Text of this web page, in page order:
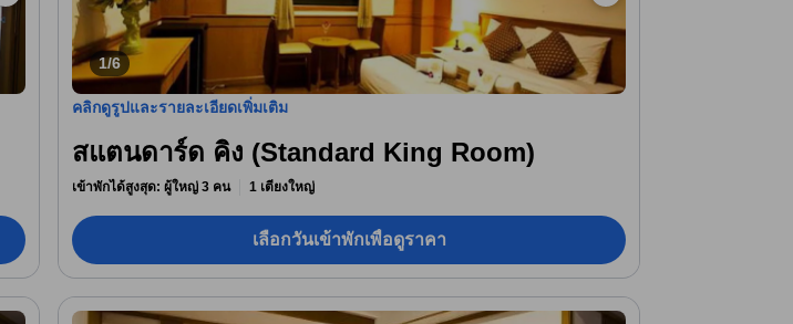
1/6
คลิกดูรูปและรายละเอียดเพิ่มเติม
สแตนดาร์ด คิง (Standard King Room)
เข้าพักได้สูงสุด: ผู้ใหญ่ 3 คน 1 เตียงใหญ่
เลือกวันเข้าพักเพื่อดูราคา